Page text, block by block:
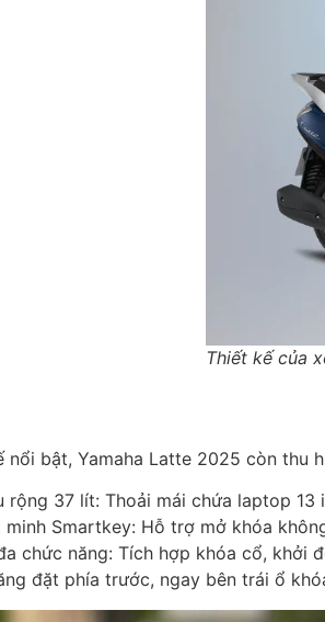
Thiết kế của
nổi bật, Yamaha Latte 2025 còn thu
rộng 37 lít: Thoải mái chứa laptop 13
minh Smartkey: Hỗ trợ mở khóa
chức năng: Tích hợp khóa cổ,
đặt phía trước, ngay bên trái ổ